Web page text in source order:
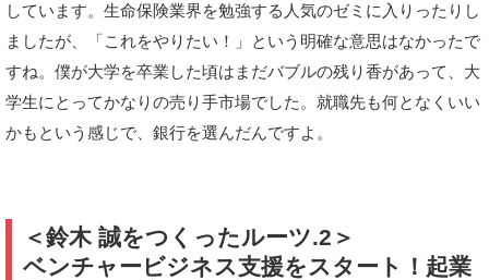
しています。生命保険業界を勉強する人気のゼミに入りったりし
ましたが、「これをやりたい！」という明確な意思はなかったで
すね。僕が大学を卒業した頃はまだバブルの残り香があって、大
学生にとってかなりの売り手市場でした。就職先も何となくいい
かもという感じで、銀行を選んだんですよ。
＜鈴木 誠をつくったルーツ.2＞
ベンチャービジネス支援をスタート！起業